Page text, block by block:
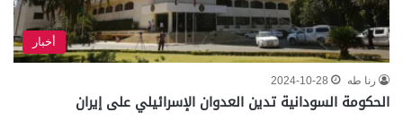
أخبار
رنا طه 2024-10-28
الحكومة السودانية تدين العدوان الإسرائيلي على إيران